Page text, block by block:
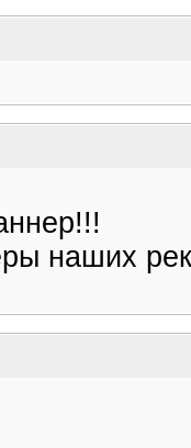
наших